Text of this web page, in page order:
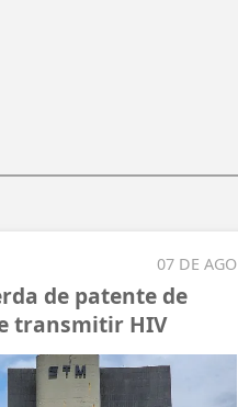
07 DE AGO
de patente de
transmitir HIV